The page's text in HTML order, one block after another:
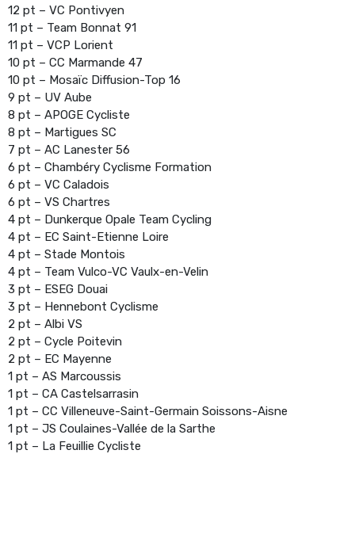
12 pt – VC Pontivyen
11 pt – Team Bonnat 91
11 pt – VCP Lorient
10 pt – CC Marmande 47
10 pt – Mosaïc Diffusion-Top 16
9 pt – UV Aube
8 pt – APOGE Cycliste
8 pt – Martigues SC
7 pt – AC Lanester 56
6 pt – Chambéry Cyclisme Formation
6 pt – VC Caladois
6 pt – VS Chartres
4 pt – Dunkerque Opale Team Cycling
4 pt – EC Saint-Etienne Loire
4 pt – Stade Montois
4 pt – Team Vulco-VC Vaulx-en-Velin
3 pt – ESEG Douai
3 pt – Hennebont Cyclisme
2 pt – Albi VS
2 pt – Cycle Poitevin
2 pt – EC Mayenne
1 pt – AS Marcoussis
1 pt – CA Castelsarrasin
1 pt – CC Villeneuve-Saint-Germain Soissons-Aisne
1 pt – JS Coulaines-Vallée de la Sarthe
1 pt – La Feuillie Cycliste